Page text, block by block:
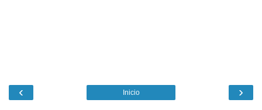
‹ ›
Inicio